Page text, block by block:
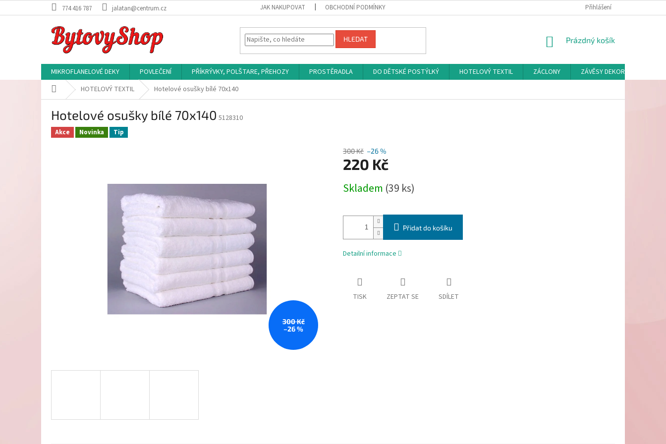
na
774 416 787 jalatan@centrum.cz JAK NAKUPOVAT OBCHODNÍ PODMÍNKY Přihlášení
HLEDAT
NÁKUPNÍ
Prázdný košík
MIKROFLANELOVÉ DEKY POVLEČENÍ PŘÍKRÝVKY, POLŠTARE, PŘEHOZY PROSTĚRADLA DO DĚTSKÉ POSTÝLKÝ HOTELOVÝ TEXTIL ZÁCLONY
ZÁVĚSY DEKORAČNÍ A
Domů HOTELOVÝ TEXTIL Hotelové osušky bílé 70x140
Hotelové osušky bílé 70x140 5128310
Akce Novinka Tip
300 Kč
–26 %
300 Kč –26 %
220 Kč
cena:
Skladem (39 ks)
Přidat do košíku
Detailní informace
TISK ZEPTAT SE SDÍLET